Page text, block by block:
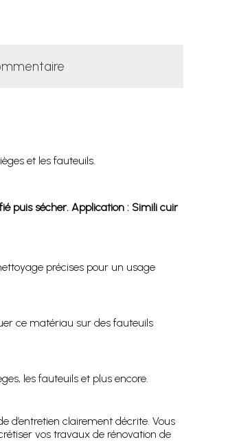
et les fauteuils.
puis sécher. Application : Simili cuir
précises pour un usage
ce matériau sur des fauteuils
les fauteuils et plus encore.
d’entretien clairement décrite. Vous
vos travaux de rénovation de